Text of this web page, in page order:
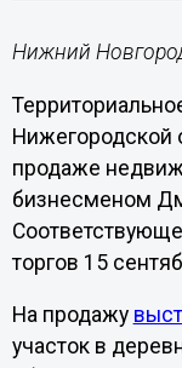
Нижний
Нижегородской
продаже
бизнесменом
торгов 15
На продажу
участок в